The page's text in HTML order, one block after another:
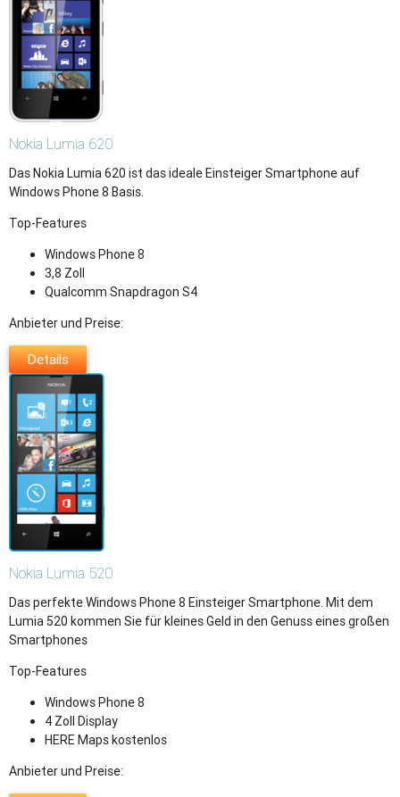
Nokia Lumia 620
Das Nokia Lumia 620 ist das ideale Einsteiger Smartphone auf
Windows Phone 8 Basis.
Top-Features
Windows Phone 8
3,8 Zoll
Qualcomm Snapdragon S4
Anbieter und Preise:
Details
Nokia Lumia 520
Das perfekte Windows Phone 8 Einsteiger Smartphone. Mit dem
Lumia 520 kommen Sie für kleines Geld in den Genuss eines großen
Smartphones
Top-Features
Windows Phone 8
4 Zoll Display
HERE Maps kostenlos
Anbieter und Preise: